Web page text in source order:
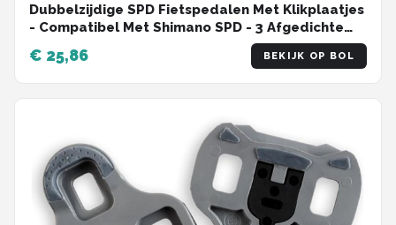
Dubbelzijdige SPD Fietspedalen Met Klikplaatjes
- Compatibel Met Shimano SPD - 3 Afgedichte
Lagers Voor Soepele Rit - Lichtgewicht Voor
MTB, Racefiets En Trekking - Antislip Platform
€ 25,86 BEKIJK OP BOL